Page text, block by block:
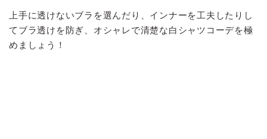
上手に透けないブラを選んだり、インナーを工夫したりし
てブラ透けを防ぎ、オシャレで清楚な白シャツコーデを極
めましょう！